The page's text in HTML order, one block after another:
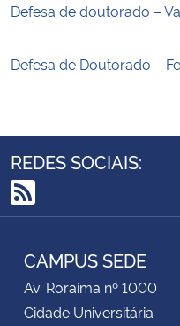
Defesa de doutorado –
Defesa de Doutorado –
REDES SOCIAIS:
RSS
CAMPUS SEDE
Av. Roraima nº 1000
Cidade Universitária